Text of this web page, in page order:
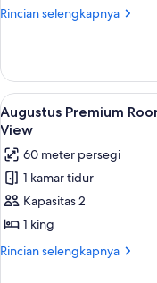
View
Queens
Non-
Smoking
Rincian selengkapnya
Rincian
Palace
Strip
View
Room
Queens
Non-
Smoking
Lihat
semua
foto
untuk
Augustus
Premium
Room,
1
5
Augustus Premium
View
60 meter persegi
1 kamar tidur
Kapasitas 2
1 king
Rincian selengkapnya
Rincian